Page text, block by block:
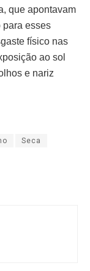
que apontavam
para esses
físico nas
ao sol
e nariz
Seca